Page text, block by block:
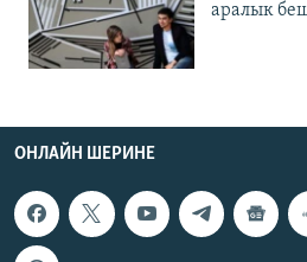
аралык
ОНЛАЙН ШЕРИНЕ